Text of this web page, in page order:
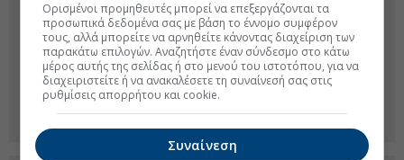
Ορισμένοι προμηθευτές μπορεί να επεξεργάζονται τα
προσωπικά δεδομένα σας με βάση το έννομο συμφέρον
τους, αλλά μπορείτε να αρνηθείτε κάνοντας διαχείριση των
παρακάτω επιλογών. Αναζητήστε έναν σύνδεσμο στο κάτω
μέρος αυτής της σελίδας ή στο μενού του ιστοτόπου, για να
διαχειριστείτε ή να ανακαλέσετε τη συναίνεσή σας στις
ρυθμίσεις απορρήτου και cookie.
Συναίνεση